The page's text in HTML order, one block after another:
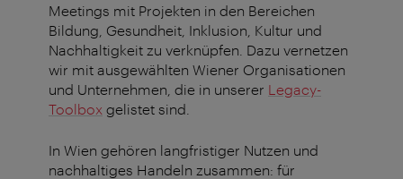
Meetings mit Projekten in den Bereichen
Bildung, Gesundheit, Inklusion, Kultur und
Nachhaltigkeit zu verknüpfen. Dazu vernetzen
wir mit ausgewählten Wiener Organisationen
und Unternehmen, die in unserer Legacy-
Toolbox gelistet sind.
In Wien gehören langfristiger Nutzen und
nachhaltiges Handeln zusammen: für